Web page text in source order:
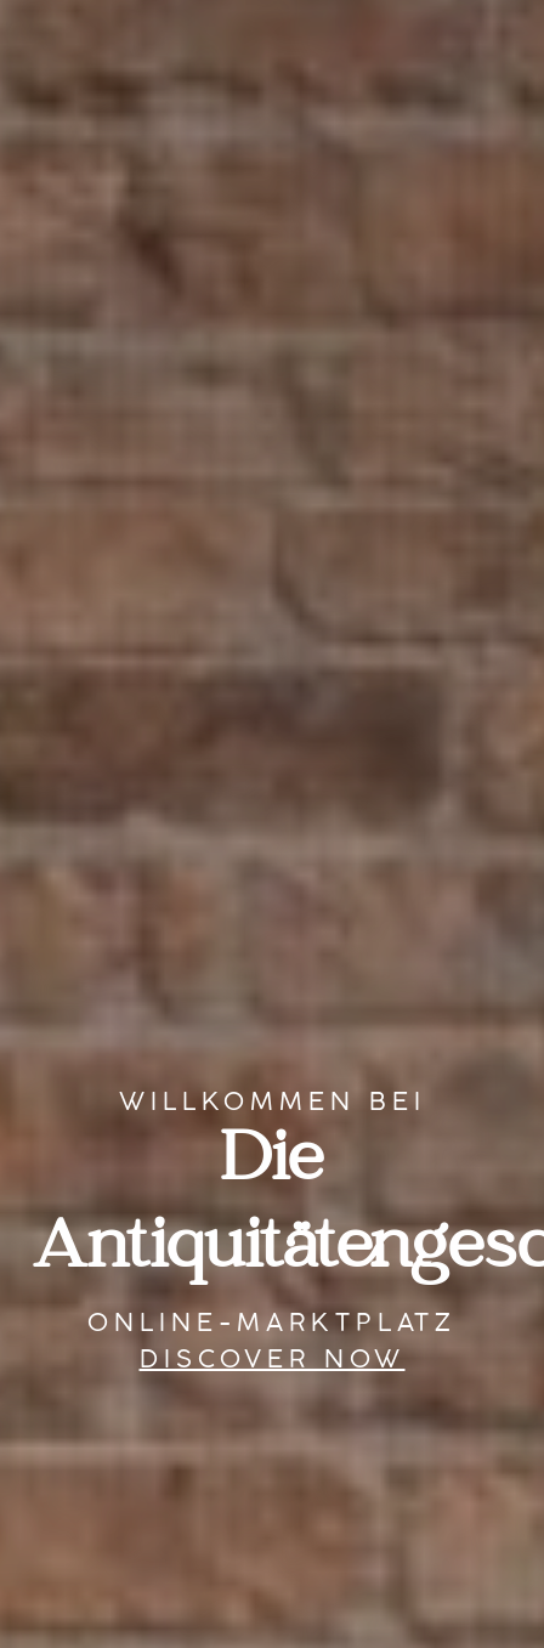
WILLKOMMEN BEI
Die
ONLINE-MARKTPLATZ
DISCOVER NOW